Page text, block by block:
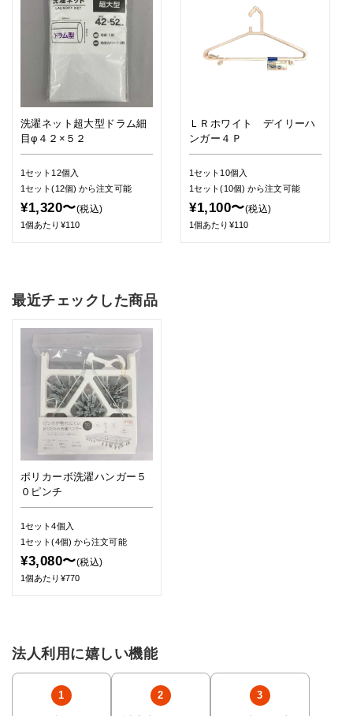
洗濯ネット超大型ドラム細
目φ４２×５２
1セット12個入
1セット(12個)から注文可能
¥1,320〜(税込)
1個あたり¥110
ＬＲホワイト デイリーハ
ンガー４Ｐ
1セット10個入
1セット(10個)から注文可能
¥1,100〜(税込)
1個あたり¥110
最近チェックした商品
ポリカーボ洗濯ハンガー５
０ピンチ
1セット4個入
1セット(4個) から注文可能
¥3,080〜(税込)
1個あたり¥770
法人利用に嬉しい機能